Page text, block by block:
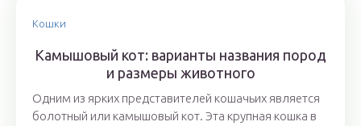
Кошки
Камышовый кот: варианты названия пород
и размеры животного
Одним из ярких представителей кошачьих является
болотный или камышовый кот. Эта крупная кошка в